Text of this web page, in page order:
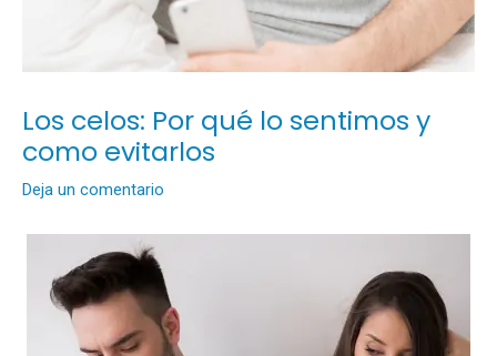
Los celos: Por qué lo sentimos y
como evitarlos
Deja un comentario